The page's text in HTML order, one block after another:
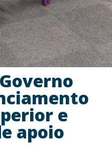
e
apoio